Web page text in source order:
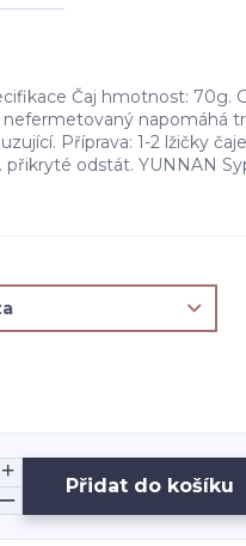
Čaj hmotnost: 70g.
nefermetovaný napomáhá
Příprava: 1-2 lžičky čaje
odstát. YUNNAN
Přidat do košíku